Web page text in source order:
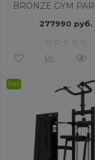
BRONZE GYM
277990 руб.
Хит